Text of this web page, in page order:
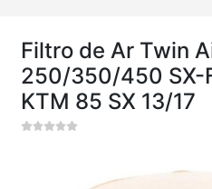
Filtro de Ar Twin
250/350/450 SX-
KTM 85 SX 13/17